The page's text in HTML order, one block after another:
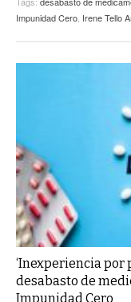
Impunidad Cero, Irene Tello
‘Inexperiencia por
desabasto de
Impunidad Cero